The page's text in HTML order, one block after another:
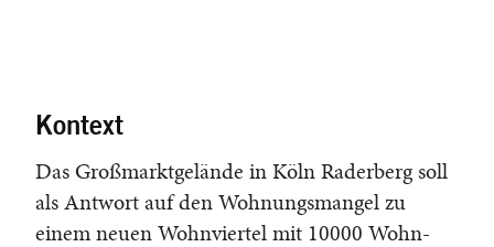
Kontext
Das Großmarktgelände in Köln Raderberg soll
als Antwort auf den Wohnungsmangel zu
einem neuen Wohnviertel mit 10000 Wohn-